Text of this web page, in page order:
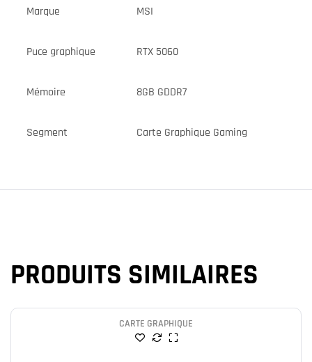
Marque MSI
Puce graphique RTX 5060
Mémoire 8GB GDDR7
Segment Carte Graphique Gaming
PRODUITS SIMILAIRES
CARTE GRAPHIQUE